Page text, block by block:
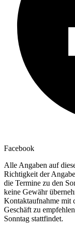
Facebook
Alle Angaben auf
Richtigkeit der
die Termine zu den
keine Gewähr
Kontaktaufnahme mit
Geschäft zu
Sonntag stattfindet.